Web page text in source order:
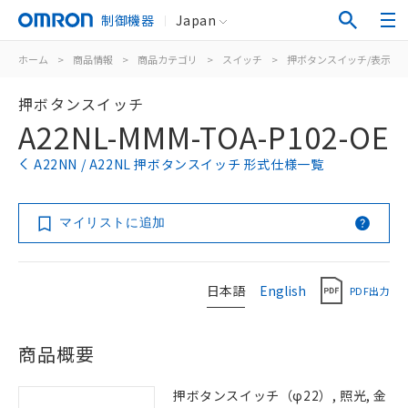
制御機器 Japan
ホーム > 商品情報 > 商品カテゴリ > スイッチ > 押ボタンスイッチ/表示灯
押ボタンスイッチ
A22NL-MMM-TOA-P102-OE
A22NN / A22NL 押ボタンスイッチ 形式仕様一覧
マイリストに追加
日本語 English PDF出力
商品概要
押ボタンスイッチ（φ22）, 照光, 金